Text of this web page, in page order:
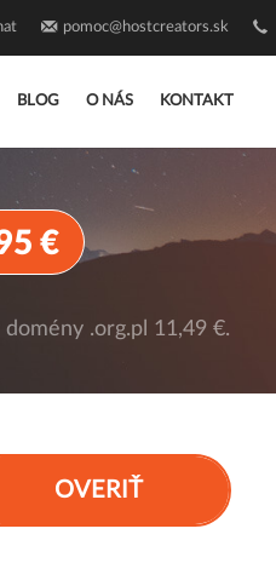
BLOG O NÁS KONTAKT
pomoc@hostcreators.sk
€
.org.pl 11,49 €.
OVERIŤ